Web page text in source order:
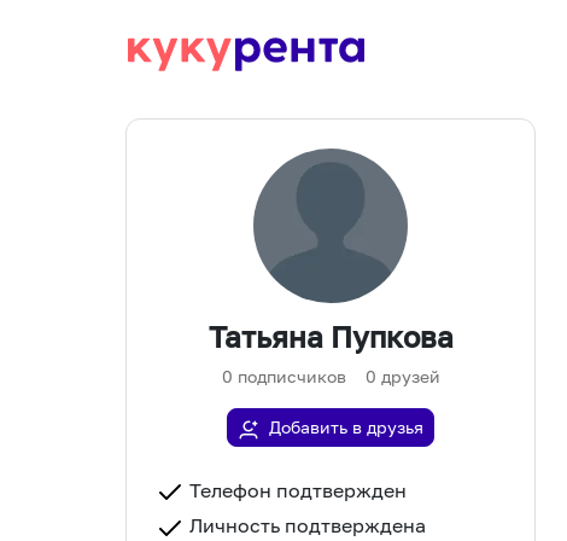
Татьяна Пупкова
0 подписчиков 0 друзей
Добавить в друзья
Телефон подтвержден
Личность подтверждена